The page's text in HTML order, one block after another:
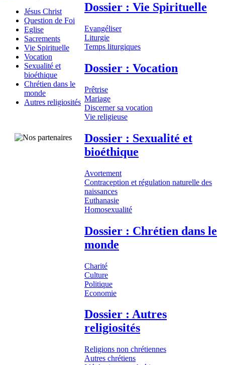
Jésus Christ
Question de Foi
Eglise
Sacrements
Vie Spirituelle
Vocation
Sexualité et
bioéthique
Chrétien dans le
monde
Autres religiosités
Dossier : Vie Spirituelle
Evangéliser
Liturgie
Temps liturgiques
Dossier : Vocation
Prêtrise
Mariage
Discerner sa vocation
Vie religieuse
Dossier : Sexualité et
bioéthique
Avortement
Contraception et régulation naturelle des
naissances
Euthanasie
Homosexualité
Dossier : Chrétien dans le
monde
Charité
Culture
Politique
Economie
Dossier : Autres
religiosités
Religions non chrétiennes
Autres chrétiens